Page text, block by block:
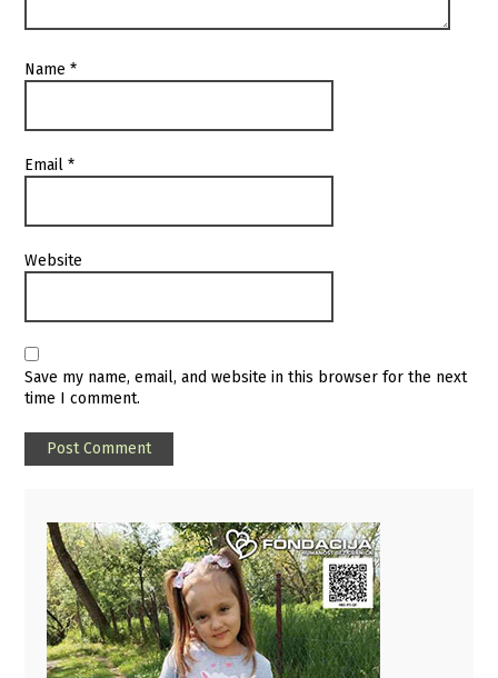
Name*
Email*
Website
Save my name, email, and website in this browser for the next
time I comment.